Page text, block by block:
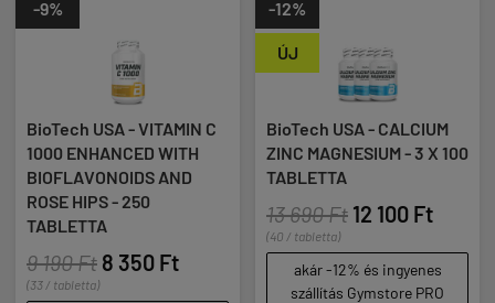
USA - VITAMIN C
ENHANCED WITH
AND
HIPS - 250
Ft8 350 Ft
BioTech USA - CALCIUM
ZINC MAGNESIUM - 3 X 100
TABLETTA
13 690 Ft12 100 Ft
(40 / tabletta)
akár -12% és ingyenes
szállítás Gymstore PRO
1000